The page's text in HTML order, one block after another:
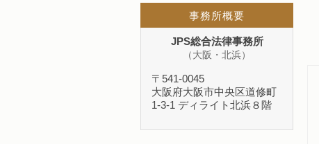
事務所概要
JPS総合法律事務所
（大阪・北浜）
〒541-0045
大阪府大阪市中央区道修町
1-3-1 ディライト北浜８階